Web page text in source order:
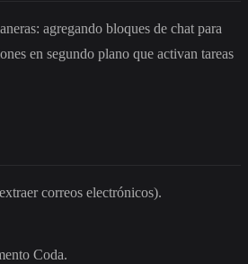
agregando bloques de chat para
en segundo plano que activan tareas
correos electrónicos).
Coda.